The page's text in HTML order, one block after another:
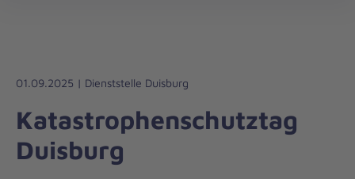
Liebe
Leben
01.09.2025 | Dienststelle Duisburg
Katastrophenschutztag
Duisburg